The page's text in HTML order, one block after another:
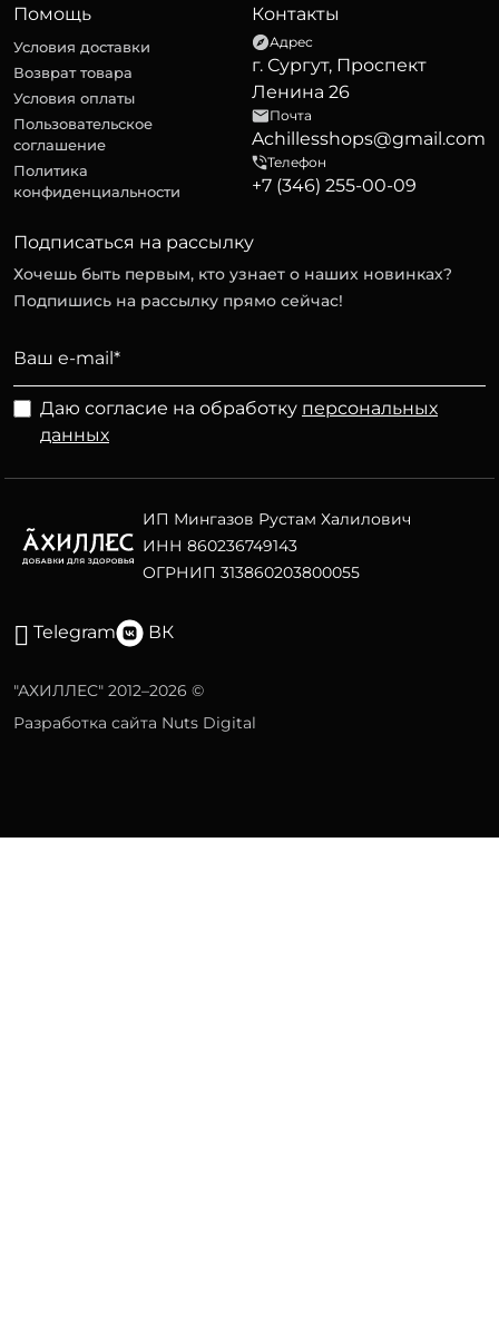
Помощь
Условия доставки
Возврат товара
Условия оплаты
Пользовательское
соглашение
Политика
конфиденциальности
Контакты
Адрес
г. Сургут, Проспект
Ленина 26
Почта
Achillesshops@gmail.com
Телефон
+7 (346) 255-00-09
Подписаться на рассылку
Хочешь быть первым, кто узнает о наших новинках?
Подпишись на рассылку прямо сейчас!
Даю согласие на обработку персональных
данных
ИП Мингазов Рустам Халилович
ИНН 860236749143
ОГРНИП 313860203800055
Telegram ВК
"АХИЛЛЕС" 2012–2026 ©
Разработка сайта Nuts Digital